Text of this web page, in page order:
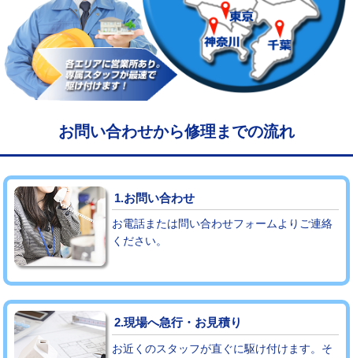
管・ポリ管・HT管使用/3ｍまで)
給水管工事※（ライニング鋼管・銅
管・ポリ管・HT管使用/3ｍ超え)
+8,800円
マス交換（土の掘削・埋め戻し作業） 11,000円~
マス交換（深さ50㎝未満） 55,000円
マス交換（深さ50㎝以上） 66,000円
コンクリート斫り（厚さ10㎝まで）
コンクリート斫り（厚さ10㎝超え） 38,500円
モルタル補修（厚さ10㎝まで）
モルタル補修（厚さ10㎝超え） 38,500円
追加人工 16,500円
廃棄・処分 現場見積
お問い合わせから修理までの流れ
1.お問い合わせ
お電話または問い合わせフォームよりご連絡
ください。
2.現場へ急行・お見積り
お近くのスタッフが直ぐに駆け付けます。そ